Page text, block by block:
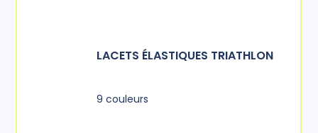
LACETS ÉLASTIQUES TRIATHLON
9 couleurs